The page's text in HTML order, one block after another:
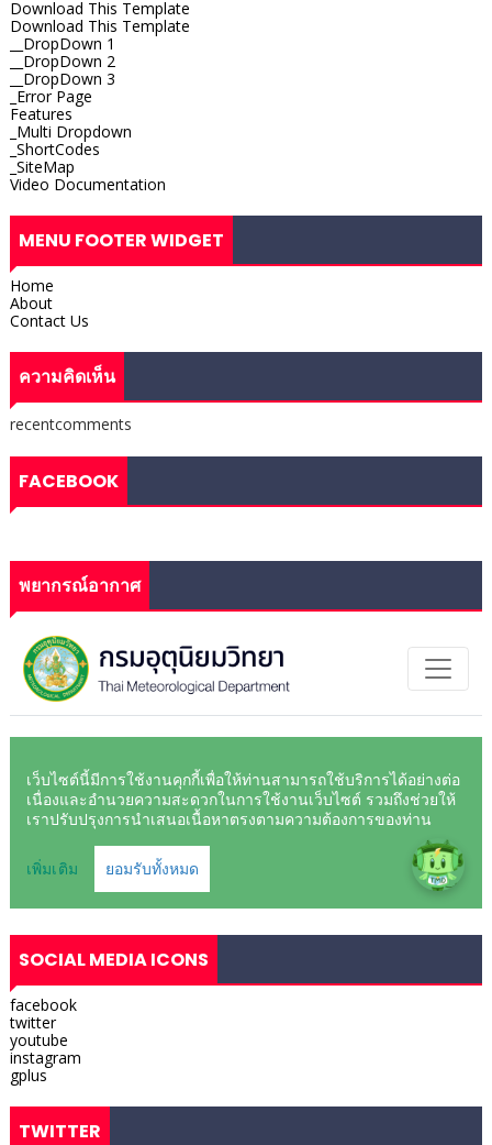
Download This Template
Download This Template
__DropDown 1
__DropDown 2
__DropDown 3
_Error Page
Features
_Multi Dropdown
_ShortCodes
_SiteMap
Video Documentation
MENU FOOTER WIDGET
Home
About
Contact Us
ความคิดเห็น
recentcomments
FACEBOOK
พยากรณ์อากาศ
SOCIAL MEDIA ICONS
facebook
twitter
youtube
instagram
gplus
TWITTER